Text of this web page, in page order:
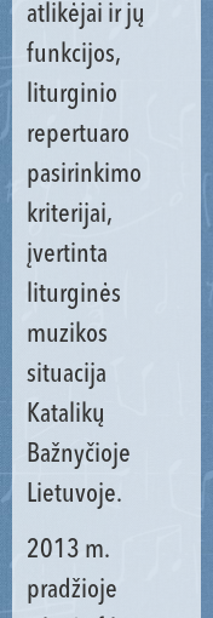
atlikėjai ir jų
funkcijos,
liturginio
repertuaro
pasirinkimo
kriterijai,
įvertinta
liturginės
muzikos
situacija
Katalikų
Bažnyčioje
Lietuvoje.
2013 m.
pradžioje